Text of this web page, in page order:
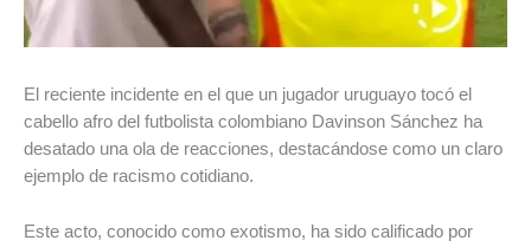
El reciente incidente en el que un jugador uruguayo tocó el
cabello afro del futbolista colombiano Davinson Sánchez ha
desatado una ola de reacciones, destacándose como un claro
ejemplo de racismo cotidiano.
Este acto, conocido como exotismo, ha sido calificado por